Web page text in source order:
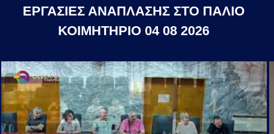
ΕΡΓΑΣΙΕΣ ΑΝΑΠΛΑΣΗΣ ΣΤΟ ΠΑΛΙΟ
ΚΟΙΜΗΤΗΡΙΟ 04 08 2026